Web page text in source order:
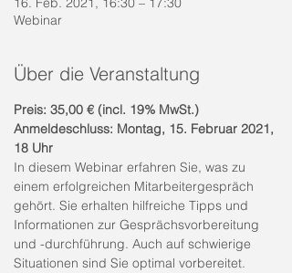
Webinar
Über die Veranstaltung
Preis: 35,00 € (incl. 19% MwSt.)
Anmeldeschluss: Montag, 15. Februar 2021,
18 Uhr
In diesem Webinar erfahren Sie, was zu
einem erfolgreichen Mitarbeitergespräch
gehört. Sie erhalten hilfreiche Tipps und
Informationen zur Gesprächsvorbereitung
und -durchführung. Auch auf schwierige
Situationen sind Sie optimal vorbereitet.